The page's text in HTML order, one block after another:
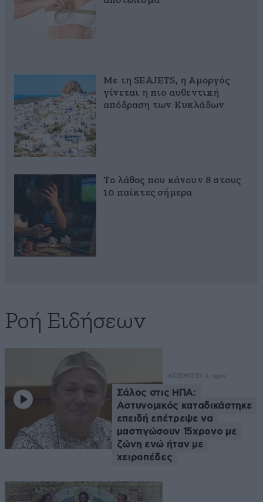
Με τη SEAJETS, η Αμοργός
γίνεται η πιο αυθεντική
απόδραση των Κυκλάδων
Το λάθος που κάνουν 8 στους
10 παίκτες σήμερα
Ροή Ειδήσεων
ΚΟΣΜΟΣ 1 λ. πριν
Σάλος στις ΗΠΑ:
Αστυνομικός καταδικάστηκε
επειδή επέτρεψε να
μαστιγώσουν 15χρονο με
ζώνη ενώ ήταν με
χειροπέδες